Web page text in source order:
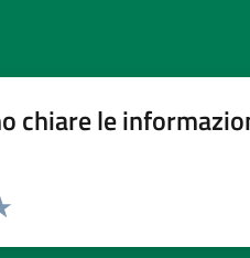
chiare le